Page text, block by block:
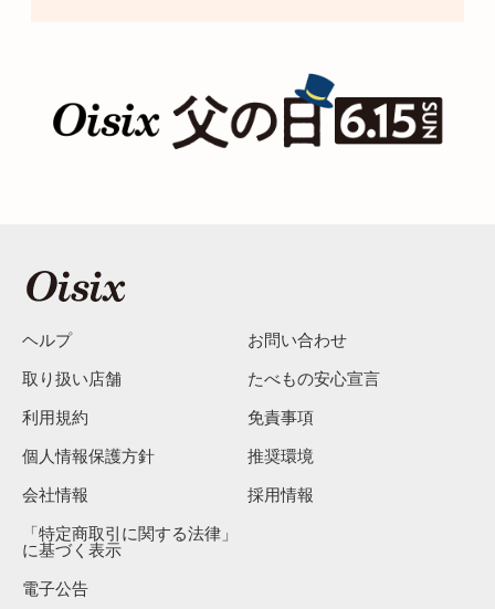
ヘルプ お問い合わせ
取り扱い店舗 たべもの安心宣言
利用規約 免責事項
個人情報保護方針 推奨環境
会社情報 採用情報
「特定商取引に関する法律」
に基づく表示
電子公告